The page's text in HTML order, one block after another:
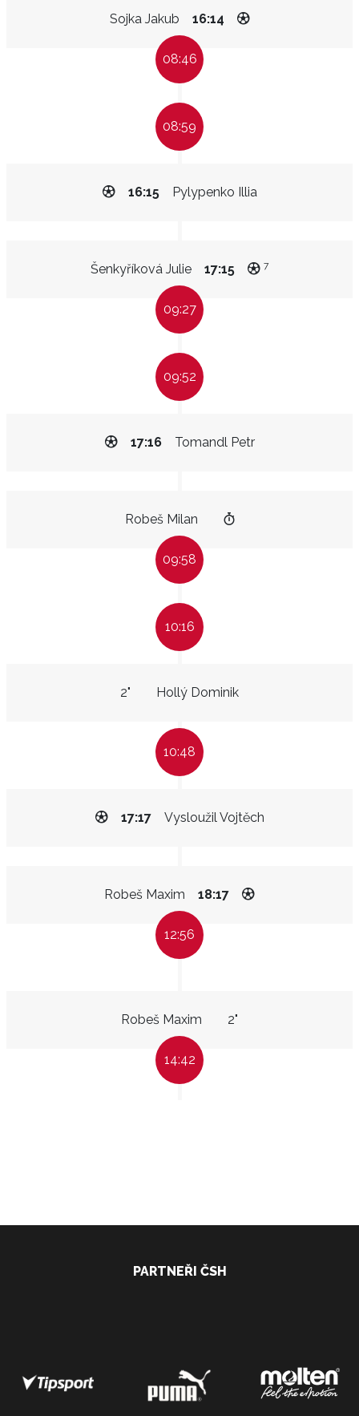
Sojka Jakub 16:14
08:46
08:59
Pylypenko Illia
16:15
Šenkyříková Julie 17:15 7
09:27
09:52
Tomandl Petr
17:16
Robeš Milan
09:58
10:16
Hollý Dominik
2"
10:48
Vysloužil Vojtěch
17:17
Robeš Maxim 18:17
12:56
Robeš Maxim 2"
14:42
PARTNEŘI ČSH